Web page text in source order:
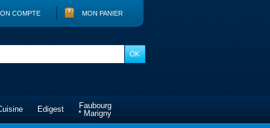
COMPTE MON PANIER
Edigest
Faubourg
* Marigny